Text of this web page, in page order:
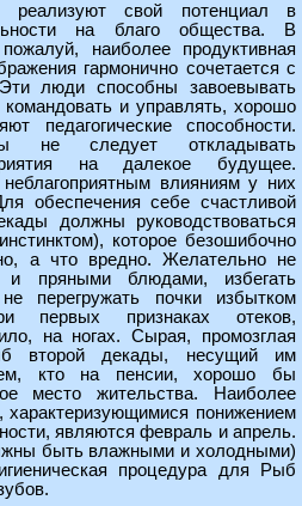
свой потенциал в
на благо общества. В
наиболее продуктивная
гармонично сочетается с
люди способны завоевывать
и управлять, хорошо
педагогические способности.
не следует откладывать
на далекое будущее.
влияниям у них
обеспечения себе счастливой
должны руководствоваться
которое безошибочно
а что вредно. Желательно не
и пряными блюдами, избегать
перегружать почки избытком
первых признаках отеков,
на ногах. Сырая, промозглая
декады, несущий им
кто на пенсии, хорошо бы
место жительства. Наиболее
характеризующимися понижением
являются февраль и апрель.
быть влажными и холодными)
процедура для Рыб